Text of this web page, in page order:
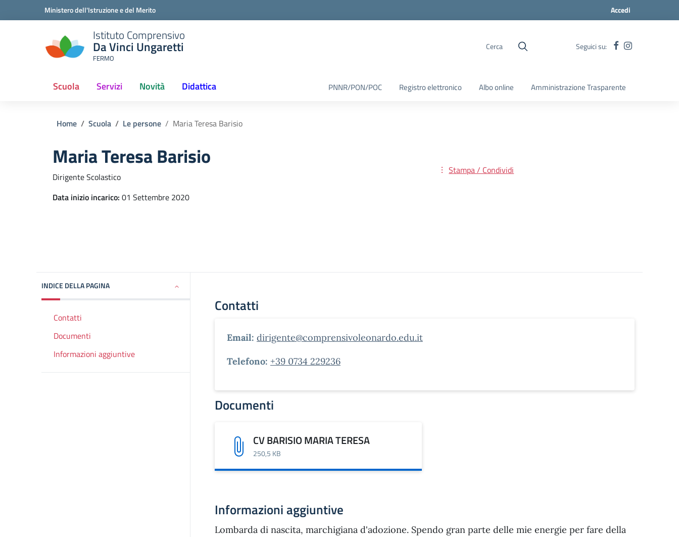
Ministero dell'Istruzione e del Merito Accedi
Istituto Comprensivo
Da Vinci Ungaretti
FERMO
Cerca Seguici su:
Scuola Servizi Novità Didattica
(current) PNNR/PON/POC Registro elettronico Albo online Amministrazione Trasparente
Home Scuola Le persone Maria Teresa Barisio
Maria Teresa Barisio
Dirigente Scolastico
Data inizio incarico: 01 Settembre 2020
Stampa / Condividi
INDICE DELLA PAGINA
Contatti
Documenti
Informazioni aggiuntive
Contatti
Email: dirigente@comprensivoleonardo.edu.it
Telefono: +39 0734 229236
Documenti
CV BARISIO MARIA TERESA
250,5 KB
Informazioni aggiuntive
Lombarda di nascita, marchigiana d'adozione. Spendo gran parte delle mie energie per fare della